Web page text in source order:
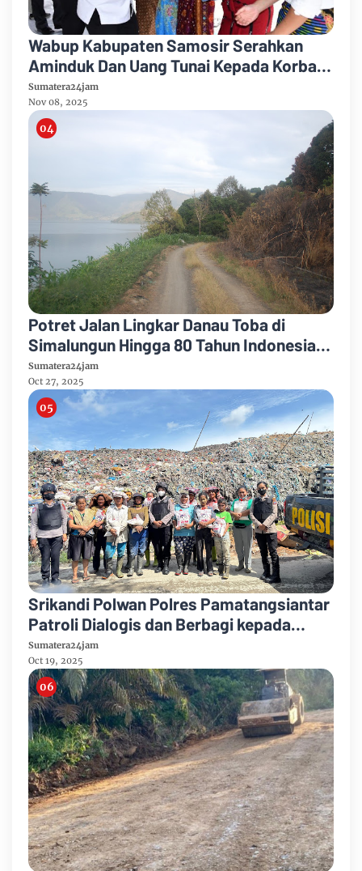
Wabup Kabupaten Samosir Serahkan
Aminduk Dan Uang Tunai Kepada Korban
Kebakaran Desa Sidaji
Sumatera24jam
Nov 08, 2025
Potret Jalan Lingkar Danau Toba di
Simalungun Hingga 80 Tahun Indonesia
Merdeka
Sumatera24jam
Oct 27, 2025
Srikandi Polwan Polres Pamatangsiantar
Patroli Dialogis dan Berbagi kepada
Masyarakat Tanjung Pinggir
Sumatera24jam
Oct 19, 2025